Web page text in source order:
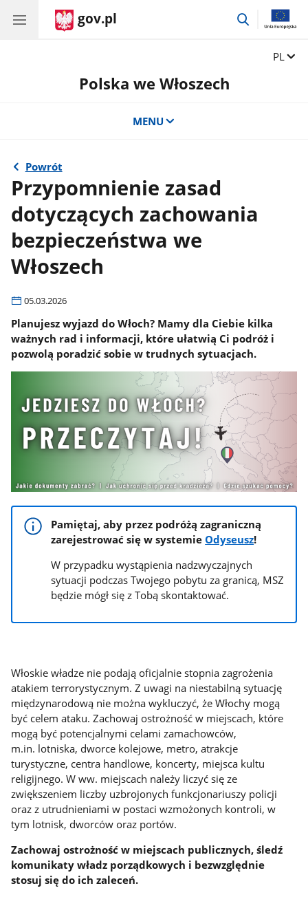
gov.pl
przejdź
Zmień
PL
Polska we Włoszech
MENU
Powrót
Przypomnienie zasad
dotyczących zachowania
bezpieczeństwa we
Włoszech
05.03.2026
Planujesz wyjazd do Włoch? Mamy dla Ciebie kilka
ważnych rad i informacji, które ułatwią Ci podróż i
pozwolą poradzić sobie w trudnych sytuacjach.
Pamiętaj, aby przez podróżą zagraniczną
zarejestrować się w systemieOdyseusz!
W przypadku wystąpienia nadzwyczajnych
sytuacji podczas Twojego pobytu za granicą, MSZ
będzie mógł się z Tobą skontaktować.
Włoskie władze nie podają oficjalnie stopnia zagrożenia
atakiem terrorystycznym. Z uwagi na niestabilną sytuację
międzynarodową nie można wykluczyć, że Włochy mogą
być celem ataku. Zachowaj ostrożność w miejscach, które
mogą być potencjalnymi celami zamachowców,
m.in. lotniska, dworce kolejowe, metro, atrakcje
turystyczne, centra handlowe, koncerty, miejsca kultu
religijnego. W ww. miejscach należy liczyć się ze
zwiększeniem liczby uzbrojonych funkcjonariuszy policji
oraz z utrudnieniami w postaci wzmożonych kontroli, w
tym lotnisk, dworców oraz portów.
Zachowaj ostrożność w miejscach publicznych, śledź
komunikaty władz porządkowych i bezwzględnie
stosuj się do ich zaleceń.